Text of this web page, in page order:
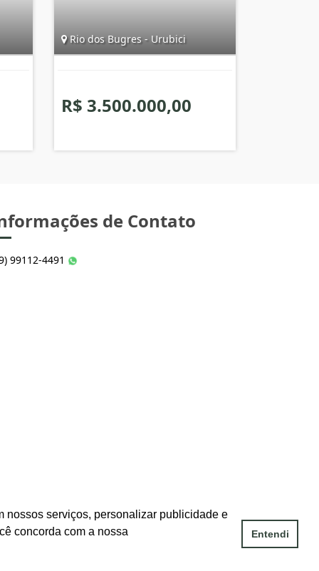
nossos serviços, personalizar publicidade e
concorda com a nossa
Entendi
Rio dos Bugres - Urubici
R$ 3.500.000,00
de Contato
99112-4491